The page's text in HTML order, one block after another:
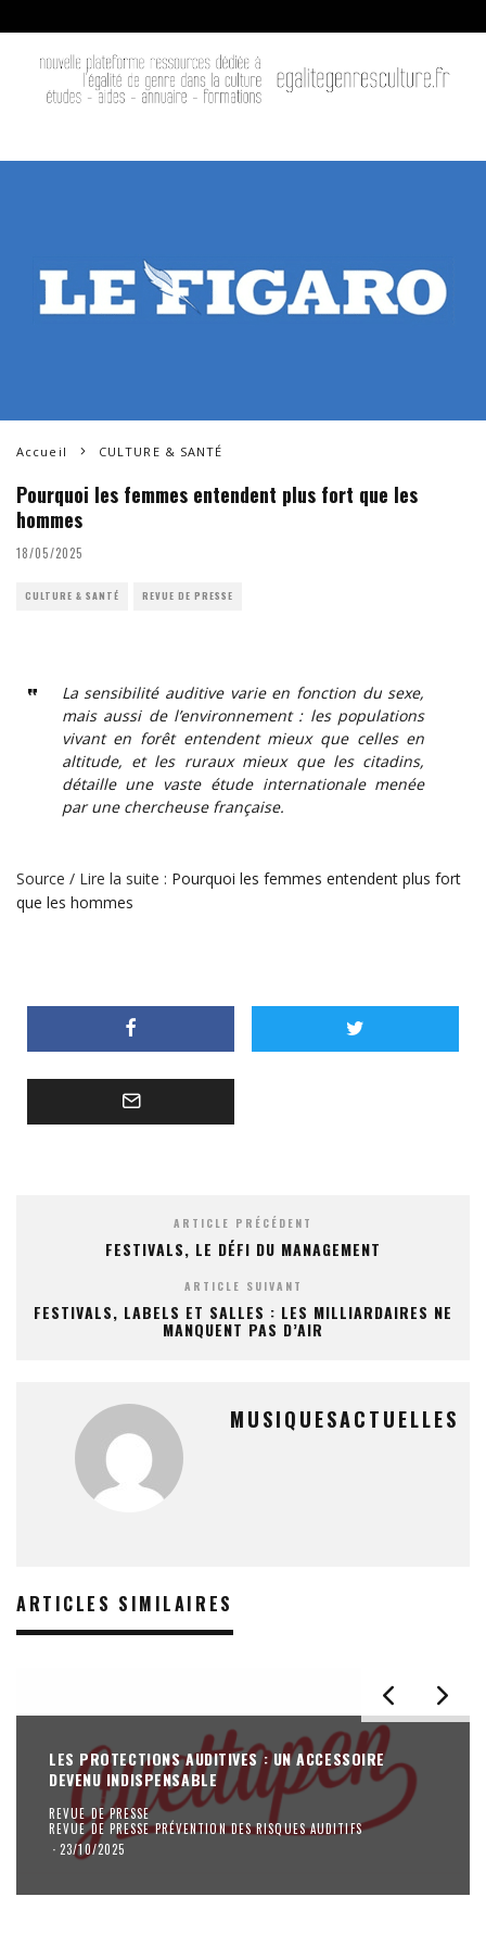
Accueil CULTURE & SANTÉ
Pourquoi les femmes entendent plus fort que les
hommes
18/05/2025
CULTURE & SANTÉ REVUE DE PRESSE
La sensibilité auditive varie en fonction du sexe,
mais aussi de l’environnement : les populations
vivant en forêt entendent mieux que celles en
altitude, et les ruraux mieux que les citadins,
détaille une vaste étude internationale menée
par une chercheuse française.
Source / Lire la suite : Pourquoi les femmes entendent plus fort
que les hommes
ARTICLE PRÉCÉDENT
FESTIVALS, LE DÉFI DU MANAGEMENT
ARTICLE SUIVANT
FESTIVALS, LABELS ET SALLES : LES MILLIARDAIRES NE
MANQUENT PAS D’AIR
MUSIQUESACTUELLES
ARTICLES SIMILAIRES
LES PROTECTIONS AUDITIVES : UN ACCESSOIRE
DEVENU INDISPENSABLE
REVUE DE PRESSE
REVUE DE PRESSE PRÉVENTION DES RISQUES AUDITIFS
· 23/10/2025